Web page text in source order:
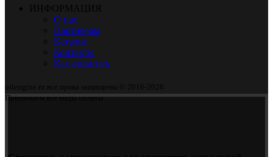
ИНФОРМАЦИЯ
О нас
Партнерам
Каталог
Контакты
Как оплатить
oilengine.ru все права защищены © 2016-2026
Принимаем все виды оплаты.